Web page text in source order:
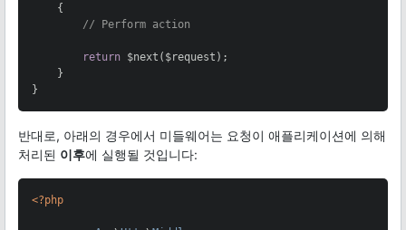
{
// Perform action
return $next($request);
    }
}
반대로, 아래의 경우에서 미들웨어는 요청이 애플리케이션에 의해
처리된 이후에 실행될 것입니다:
<?php